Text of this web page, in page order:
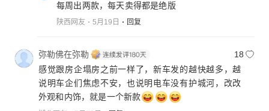
每周出两款，每天卖得都是绝版
陕西网友 5月19日 回复
弥勒佛在弥勒
18
感觉跟房企塌房之前一样了，新车发的越快越多，越
说明车企们焦虑不安，也说明电车没有护城河，改改
外观和内饰，就是一个新款